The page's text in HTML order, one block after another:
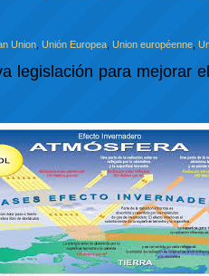
Union ,Unión Europea ,Union européenne ,
legislación para mejorar